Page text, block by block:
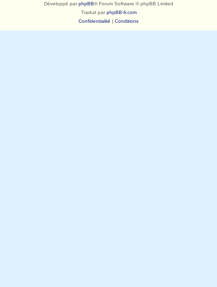
Développé parphpBB® Forum Software © phpBB Limited
Traduit parphpBB-fr.com
Confidentialité | Conditions